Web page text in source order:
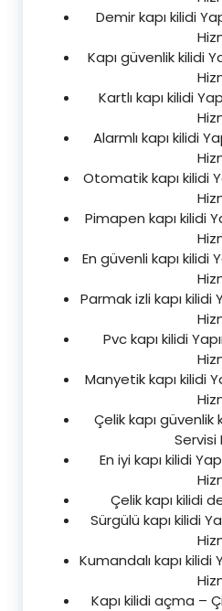
Demir kapı kilidi
Kapı güvenlik kilidi
Kartlı kapı kilidi
Alarmlı kapı kilidi
Otomatik kapı kilidi
Pimapen kapı kilidi
En güvenli kapı kilidi
Parmak izli kapı kilidi
Pvc kapı kilidi
Manyetik kapı kilidi
Çelik kapı güvenlik
En iyi kapı kilidi
Çelik kapı kilidi
Sürgülü kapı kilidi
Kumandalı kapı kilidi
Kapı kilidi açma –